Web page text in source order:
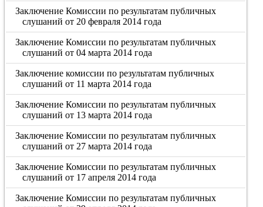
Заключение Комиссии по результатам публичных
слушаний от 20 февраля 2014 года
Заключение Комиссии по результатам публичных
слушаний от 04 марта 2014 года
Заключение комиссии по результатам публичных
слушаний от 11 марта 2014 года
Заключение Комиссии по результатам публичных
слушаний от 13 марта 2014 года
Заключение Комиссии по результатам публичных
слушаний от 27 марта 2014 года
Заключение Комиссии по результатам публичных
слушаний от 17 апреля 2014 года
Заключение Комиссии по результатам публичных